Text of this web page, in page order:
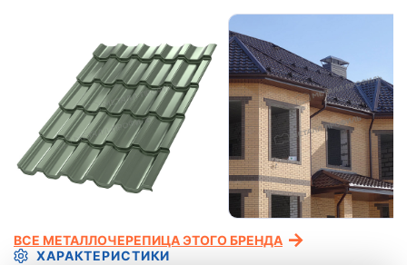
ХАРАКТЕРИСТИКИ
ВСЕ МЕТАЛЛОЧЕРЕПИЦА ЭТОГО БРЕНДА